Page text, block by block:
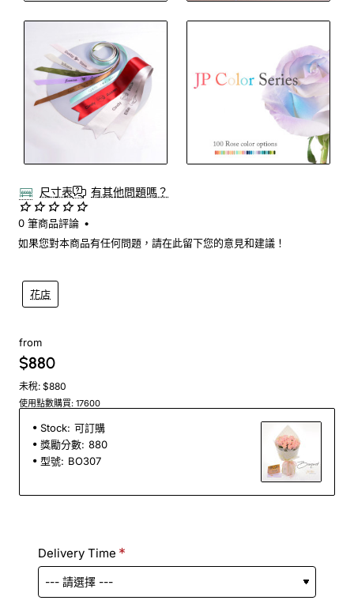
尺寸表 有其他問題嗎？
花店
0 筆商品評論 •
如果您對本商品有任何問題，請在此留下您的意見和建議！
from
$880
未稅: $880
使用點數購買: 17600
Stock: 可訂購
獎勵分數: 880
型號: BO307
Delivery Time